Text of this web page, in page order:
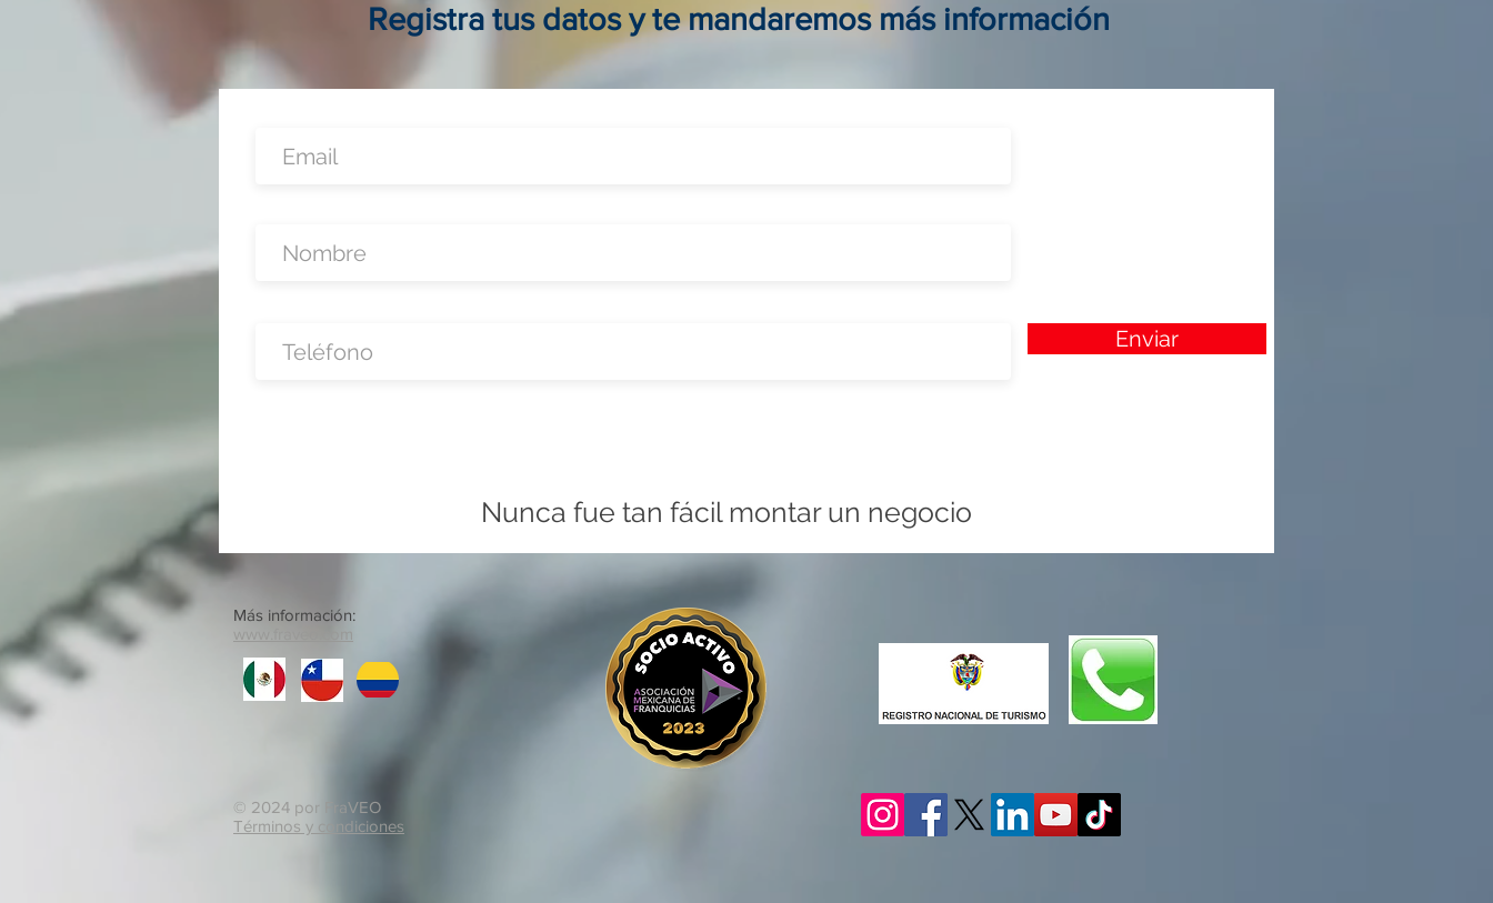
Registra tus datos y te mandaremos más información
Enviar
Nunca fue tan fácil montar un negocio
Más información:
www.fraveo.com
© 2024 por FraVEO
Términos y condiciones